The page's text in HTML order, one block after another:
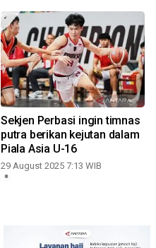
Sekjen Perbasi ingin timnas
putra berikan kejutan dalam
Piala Asia U-16
29 August 2025 7:13 WIB